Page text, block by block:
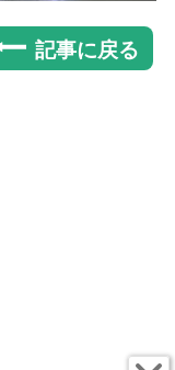
記事に戻る